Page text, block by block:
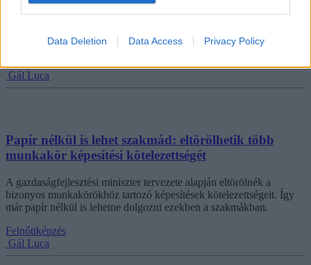
Data Deletion Data Access Privacy Policy
Mikor kell érettségi a szakmaszerzéshez?
Mutatjuk, mit érdemes tudnotok, ha szakmát szeretnétek tanulni.
Gál Luca
Papír nélkül is lehet szakmád: eltörölhetik több
munkakör képesítési kötelezettségét
A gazdaságfejlesztési miniszter tervezete alapján eltörölnék a
bizonyos munkakörökhöz tartozó képesítések kötelezettségeit. Így
már papír nélkül is lehetne dolgozni ezekben a szakmákban.
Felnőttképzés
Gál Luca